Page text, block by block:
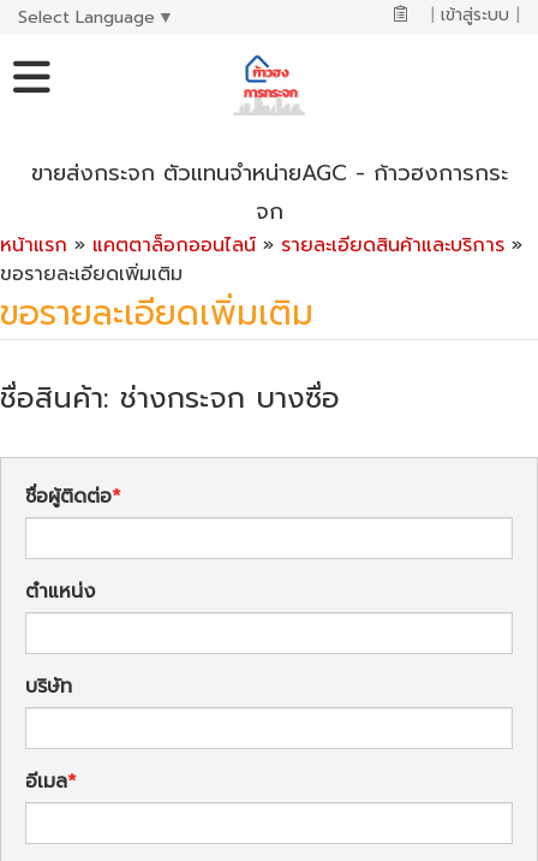
Select Language ▼ | เข้าสู่ระบบ |
ขายส่งกระจก ตัวแทนจำหน่ายAGC - ก้าวฮงการกระ
จก
หน้าแรก » แคตตาล็อกออนไลน์ » รายละเอียดสินค้าและบริการ »
ขอรายละเอียดเพิ่มเติม
ขอรายละเอียดเพิ่มเติม
ชื่อสินค้า: ช่างกระจก บางซื่อ
ชื่อผู้ติดต่อ
ตำแหน่ง
บริษัท
อีเมล